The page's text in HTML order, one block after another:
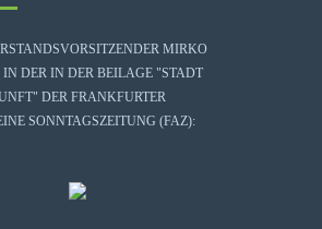
MIRKO
IN DER IN DER BEILAGE "STADT
DER FRANKFURTER
SONNTAGSZEITUNG (FAZ):